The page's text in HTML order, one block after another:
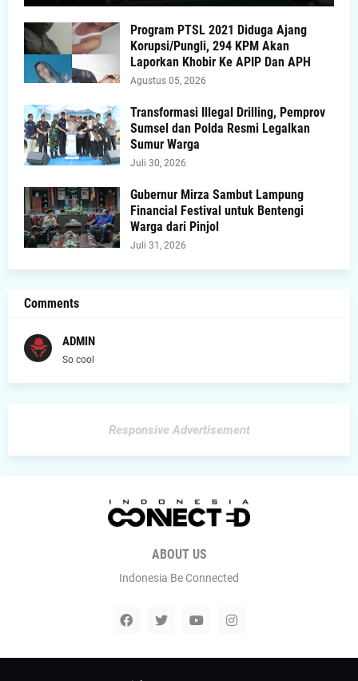
Program PTSL 2021 Diduga Ajang
Korupsi/Pungli, 294 KPM Akan
Laporkan Khobir Ke APIP Dan APH
Agustus 05, 2026
Transformasi Illegal Drilling, Pemprov
Sumsel dan Polda Resmi Legalkan
Sumur Warga
Juli 30, 2026
Gubernur Mirza Sambut Lampung
Financial Festival untuk Bentengi
Warga dari Pinjol
Juli 31, 2026
Comments
ADMIN
So cool
Responsive Advertisement
ABOUT US
Indonesia Be Connected